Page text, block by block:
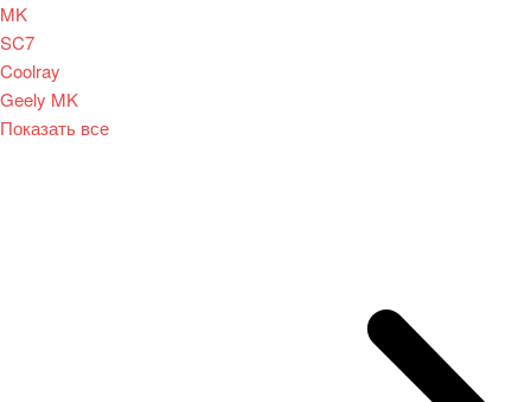
MK
SC7
Coolray
Geely MK
Показать все